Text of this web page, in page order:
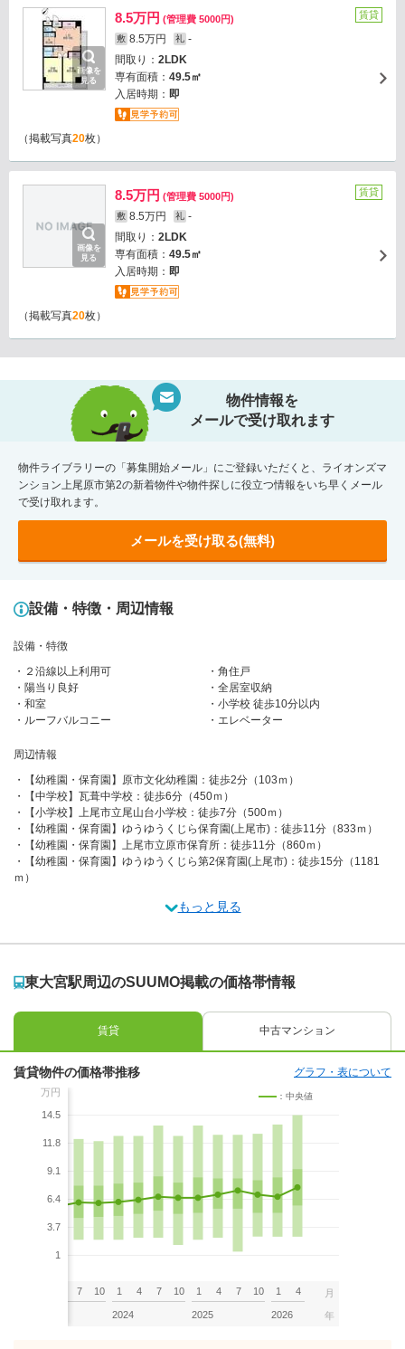
画像を
見る
8.5万円 (管理費 5000円)
敷 8.5万円 礼 -
間取り： 2LDK
専有面積： 49.5㎡
入居時期： 即
賃貸
（掲載写真20枚）
画像を
見る
8.5万円 (管理費 5000円)
敷 8.5万円 礼 -
間取り： 2LDK
専有面積： 49.5㎡
入居時期： 即
賃貸
（掲載写真20枚）
物件情報を
メールで受け取れます
物件ライブラリーの「募集開始メール」にご登録いただくと、ライオンズマ
ンション上尾原市第2の新着物件や物件探しに役立つ情報をいち早くメール
で受け取れます。
メールを受け取る(無料)
設備・特徴・周辺情報
設備・特徴
２沿線以上利用可
角住戸
陽当り良好
全居室収納
和室
小学校 徒歩10分以内
ルーフバルコニー
エレベーター
周辺情報
【幼稚園・保育園】原市文化幼稚園：徒歩2分（103ｍ）
【中学校】瓦葺中学校：徒歩6分（450ｍ）
【小学校】上尾市立尾山台小学校：徒歩7分（500ｍ）
【幼稚園・保育園】ゆうゆうくじら保育園(上尾市)：徒歩11分（833ｍ）
【幼稚園・保育園】上尾市立原市保育所：徒歩11分（860ｍ）
【幼稚園・保育園】ゆうゆうくじら第2保育園(上尾市)：徒歩15分（1181
ｍ）
もっと見る
東大宮駅周辺のSUUMO掲載の価格帯情報
賃貸 中古マンション
賃貸物件の価格帯推移 グラフ・表について
万円
14.5
11.8
9.1
6.4
3.7
1
：中央値
7 10 1 4 7 10
2024
1 4 7 10
2025
1 4
2026
月
年